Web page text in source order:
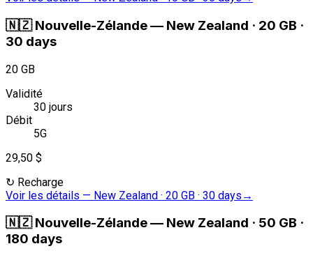
🇳🇿 Nouvelle-Zélande— New Zealand · 20 GB ·
30 days
20 GB
Validité
30 jours
Débit
5G
29,50 $
↻ Recharge
Voir les détails — New Zealand · 20 GB · 30 days →
🇳🇿 Nouvelle-Zélande— New Zealand · 50 GB ·
180 days